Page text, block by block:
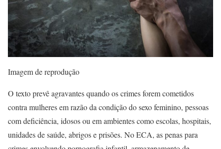
Imagem de reprodução
O texto prevê agravantes quando os crimes forem cometidos
contra mulheres em razão da condição do sexo feminino, pessoas
com deficiência, idosos ou em ambientes como escolas, hospitais,
unidades de saúde, abrigos e prisões. No ECA, as penas para